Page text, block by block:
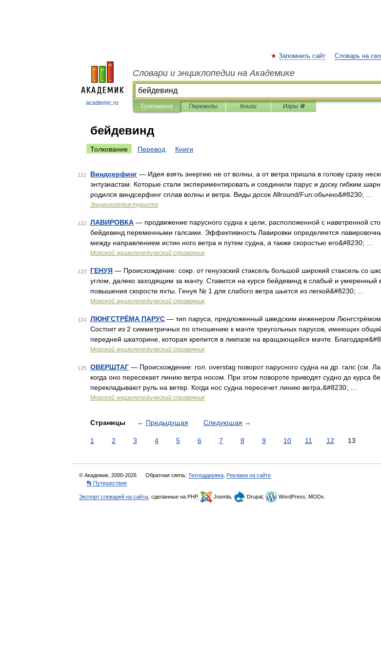
academic.ru
Запомнить сайт Словарь на
Словари и энциклопедии на Академике
Толкования Переводы Книги Игры ⚽
бейдевинд
Толкование Перевод Книги
121 Виндсерфинг — Идея взять энергию не от волны, а от ветра пришла в голову сразу
энтузиастам. Которые стали экспериментировать и соединили парус и доску гибким
родился виндсерфинг сплав волны и ветра. Виды досок Allround/Fun:обычно&#8230; …
Энциклопедия туриста
122 ЛАВИРОВКА — продвижение парусного судна к цели, расположенной с наветренной
бейдевинд переменными галсами. Эффективность Лавировки определяется
между направлением истин ного ветра и путем судна, а также скоростью его&#8230; …
Морской энциклопедический справочник
123 ГЕНУЯ — Происхождение: сокр. от генуэзский стаксель большой широкий стаксель со
углом, далеко заходящим за мачту. Ставится на курсе бейдевинд в слабый и умеренный
повышения скорости яхты. Генуя № 1 для слабого ветра шьется из легкой&#8230; …
Морской энциклопедический справочник
124 ЛЮНГСТРЁМА ПАРУС — тип паруса, предложенный шведским инженером Люнгстрёмом
Состоит из 2 симметричных по отношению к мачте треугольных парусов, имеющих
передней шкаторине, которая крепится в ликпазе на вращающейся мачте.
Морской энциклопедический справочник
125 ОВЕРШТАГ — Происхождение: гол. overstag поворот парусного судна на др. галс (см.
когда оно пересекает линию ветра носом. При этом повороте приводят судно до курса
перекладывают руль на ветер. Когда нос судна пересечет линию ветра,&#8230; …
Морской энциклопедический справочник
Страницы ← Предыдущая Следующая →
1 2 3 4 5 6 7 8 9 10 11 12 13
© Академик, 2000-2026 Обратная связь: Техподдержка Реклама на сайте
👣 Путешествия
Экспорт словарей на сайты , сделанные на PHP, Joomla, Drupal, WordPress, MODx.